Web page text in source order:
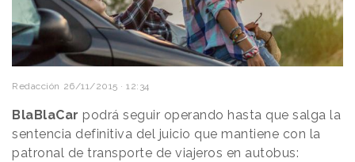
Redacción 26/11/2015 · 12:34
BlaBlaCar podrá seguir operando hasta que salga la
sentencia definitiva del juicio que mantiene con la
patronal de transporte de viajeros en autobus: